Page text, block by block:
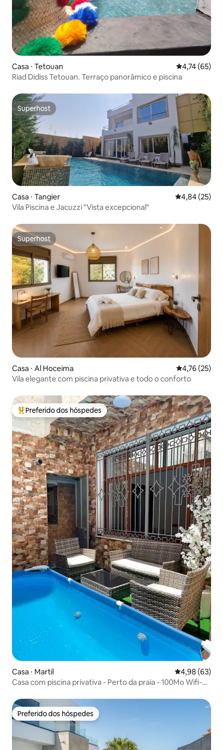
Casa ⋅ Tetouan 4,74 de uma
4,74 (65)
Riad Didiss Tetouan. Terraço panorâmico e piscina
Superhost
Superhost
Casa ⋅ Tangier 4,84 de uma
4,84 (25)
Vila Piscina e Jacuzzi "Vista excepcional"
Superhost
Superhost
Casa ⋅ Al Hoceima 4,76 de uma
4,76 (25)
Vila elegante com piscina privativa e todo o conforto
Entre os melhores preferidos dos hóspedes
Preferido dos hóspedes
Casa ⋅ Martil 4,98 de uma
4,98 (63)
Casa com piscina privativa - Perto da praia - 100Mo Wifi-
Preferido dos hóspedes
Preferido dos hóspedes